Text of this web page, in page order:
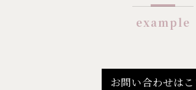
example
お問い合わせは